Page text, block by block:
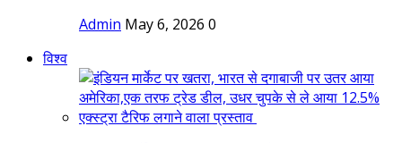
Admin May 6, 2026 0
विश्व